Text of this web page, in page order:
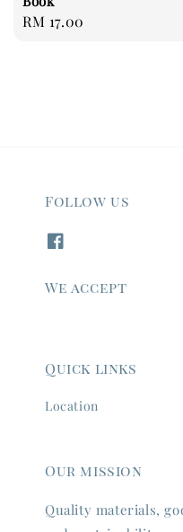
Regular
RM 17.00
Follow us
We accept
Quick links
Location
Our mission
Quality materials,